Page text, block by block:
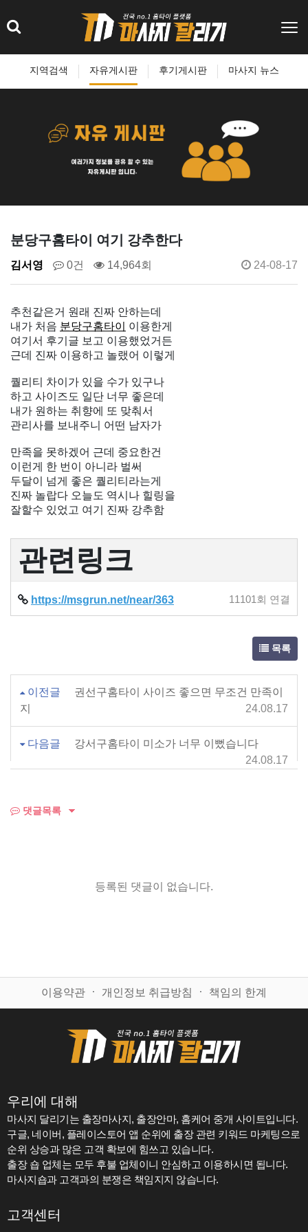
지역검색 자유게시판 후기게시판 마사지 뉴스
분당구홈타이 여기 강추한다
김서영 0건 14,964회 24-08-17
추천같은거 원래 진짜 안하는데
내가 처음 분당구홈타이
이용한게
여기서 후기글 보고 이용했었거든
근데 진짜 이용하고 놀랬어 이렇게
퀄리티 차이가 있을 수가 있구나
하고 사이즈도 일단 너무 좋은데
내가 원하는 취향에 또 맞춰서
관리사를 보내주니 어떤 남자가
만족을 못하겠어 근데 중요한건
이런게 한 번이 아니라 벌써
두달이 넘게 좋은 퀄리티라는게
진짜 놀랍다 오늘도 역시나 힐링을
잘할수 있었고 여기 진짜 강추함
관련링크
https://msgrun.net/near/363 11101회 연결
목록
이전글
권선구홈타이 사이즈 좋으면 무조건 만족이
지
24.08.17
다음글
강서구홈타이 미소가 너무 이뻤습니다
24.08.17
댓글목록
등록된 댓글이 없습니다.
이용약관 ㆍ 개인정보 취급방침 ㆍ 책임의 한계
고객센터
우리에 대해
마사지 달리기는 출장마사지, 출장안마, 홈케어 중개 사이트입니다.
구글, 네이버, 플레이스토어 앱 순위에 출장 관련 키워드 마케팅으로
순위 상승과 많은 고객 확보에 힘쓰고 있습니다.
출장 숍 업체는 모두 후불 업체이니 안심하고 이용하시면 됩니다.
마사지숍과 고객과의 분쟁은 책임지지 않습니다.